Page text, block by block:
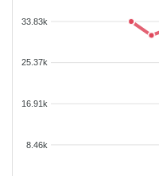
33.83k
25.37k
16.91k
8.46k